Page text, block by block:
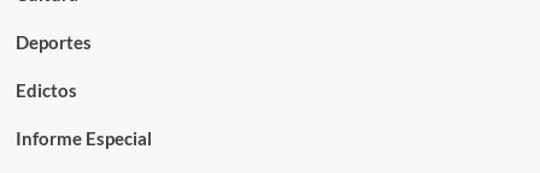
Deportes
Edictos
Informe Especial